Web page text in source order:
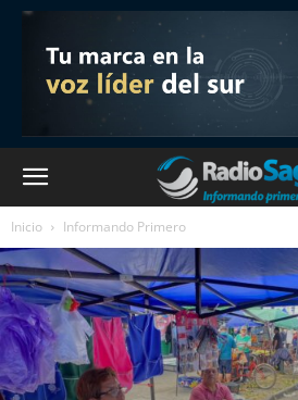
Inicio Informando Primero